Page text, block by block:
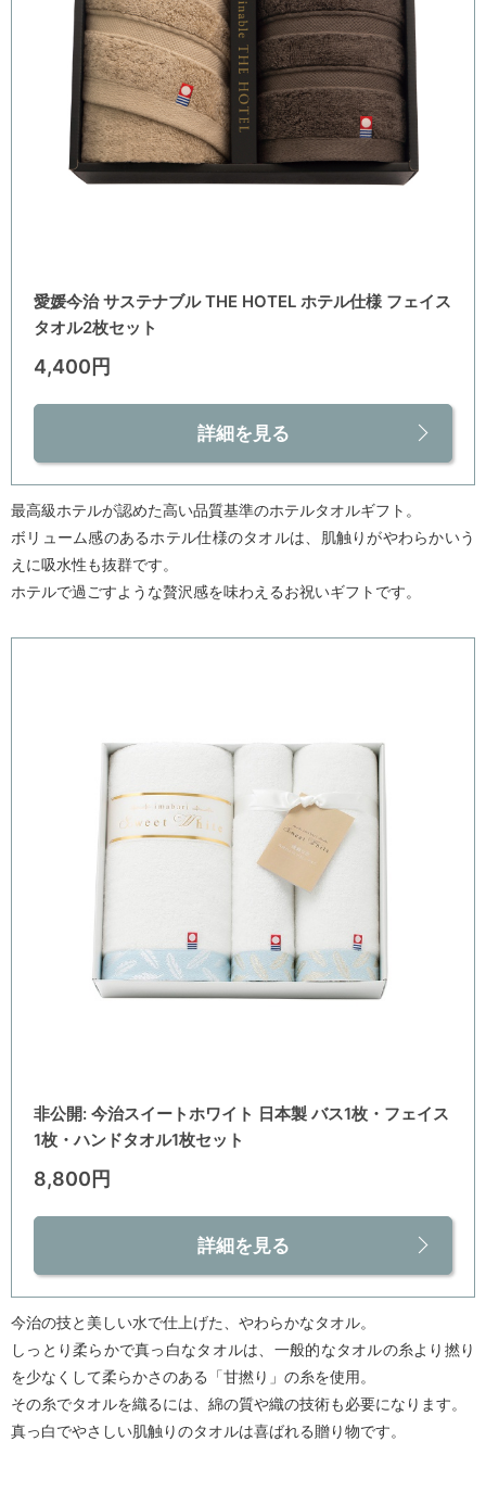
愛媛今治 サステナブル THE HOTEL ホテル仕様 フェイス
タオル2枚セット
4,400円
詳細を見る
最高級ホテルが認めた高い品質基準のホテルタオルギフト。
ボリューム感のあるホテル仕様のタオルは、肌触りがやわらかいう
えに吸水性も抜群です。
ホテルで過ごすような贅沢感を味わえるお祝いギフトです。
非公開: 今治スイートホワイト 日本製 バス1枚・フェイス
1枚・ハンドタオル1枚セット
8,800円
詳細を見る
今治の技と美しい水で仕上げた、やわらかなタオル。
しっとり柔らかで真っ白なタオルは、一般的なタオルの糸より撚り
を少なくして柔らかさのある「甘撚り」の糸を使用。
その糸でタオルを織るには、綿の質や織の技術も必要になります。
真っ白でやさしい肌触りのタオルは喜ばれる贈り物です。